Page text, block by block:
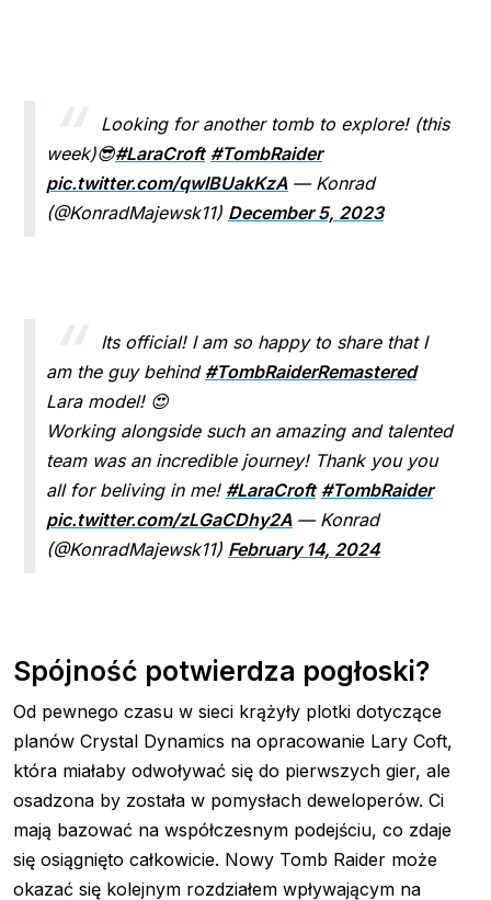
Looking for another tomb to explore! (this
week)😎#LaraCroft #TombRaider
pic.twitter.com/qwIBUakKzA — Konrad
(@KonradMajewsk11) December 5, 2023
Its official! I am so happy to share that I
am the guy behind #TombRaiderRemastered
Lara model! 😍
Working alongside such an amazing and talented
team was an incredible journey! Thank you you
all for beliving in me! #LaraCroft #TombRaider
pic.twitter.com/zLGaCDhy2A — Konrad
(@KonradMajewsk11) February 14, 2024
Spójność potwierdza pogłoski?
Od pewnego czasu w sieci krążyły plotki dotyczące
planów Crystal Dynamics na opracowanie Lary Coft,
która miałaby odwoływać się do pierwszych gier, ale
osadzona by została w pomysłach deweloperów. Ci
mają bazować na współczesnym podejściu, co zdaje
się osiągnięto całkowicie. Nowy Tomb Raider może
okazać się kolejnym rozdziałem wpływającym na